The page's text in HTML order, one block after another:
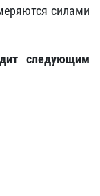
силами
следующим